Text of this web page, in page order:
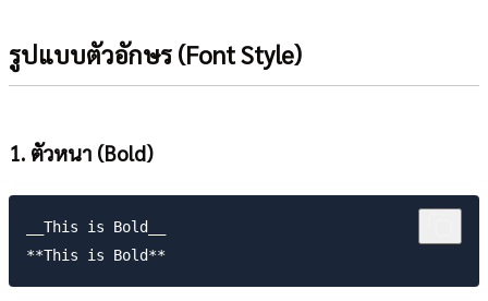
รูปแบบตัวอักษร (Font Style)
1. ตัวหนา (Bold)
__This is Bold__